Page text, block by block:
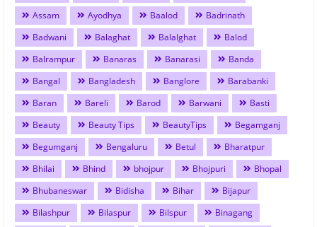
Assam
Ayodhya Baalod
Badrinath
Badwani
Balaghat Balalghat
Balod
Balrampur
Banaras Banarasi
Banda
Bangal
Bangladesh Banglore
Barabanki
Baran
Bareli Barod Barwani
Basti
Beauty
Beauty Tips BeautyTips
Begamganj
Begumganj
Bengaluru Betul
Bharatpur
Bhilai
Bhind bhojpur Bhojpuri
Bhopal
Bhubaneswar
Bidisha Bihar
Bijapur
Bilashpur
Bilaspur Bilspur
Binagang